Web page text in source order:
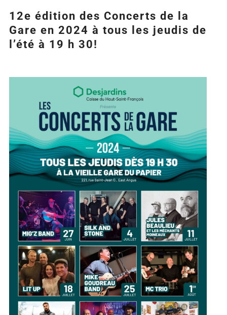
12e édition des Concerts de la
Gare en 2024 à tous les jeudis de
l’été à 19 h 30!